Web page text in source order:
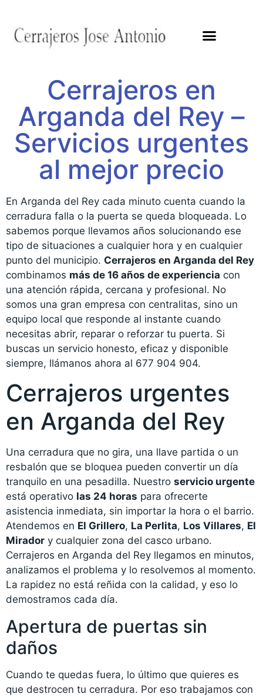
Cerrajeros en
Arganda del Rey –
Servicios urgentes
al mejor precio
En Arganda del Rey cada minuto cuenta cuando la
cerradura falla o la puerta se queda bloqueada. Lo
sabemos porque llevamos años solucionando ese
tipo de situaciones a cualquier hora y en cualquier
punto del municipio. Cerrajeros en Arganda del Rey
combinamos más de 16 años de experiencia con
una atención rápida, cercana y profesional. No
somos una gran empresa con centralitas, sino un
equipo local que responde al instante cuando
necesitas abrir, reparar o reforzar tu puerta. Si
buscas un servicio honesto, eficaz y disponible
siempre, llámanos ahora al 677 904 904.
Cerrajeros urgentes
en Arganda del Rey
Una cerradura que no gira, una llave partida o un
resbalón que se bloquea pueden convertir un día
tranquilo en una pesadilla. Nuestro servicio urgente
está operativo las 24 horas para ofrecerte
asistencia inmediata, sin importar la hora o el barrio.
Atendemos en El Grillero, La Perlita, Los Villares, El
Mirador y cualquier zona del casco urbano.
Cerrajeros en Arganda del Rey llegamos en minutos,
analizamos el problema y lo resolvemos al momento.
La rapidez no está reñida con la calidad, y eso lo
demostramos cada día.
Apertura de puertas sin
daños
Cuando te quedas fuera, lo último que quieres es
que destrocen tu cerradura. Por eso trabajamos con